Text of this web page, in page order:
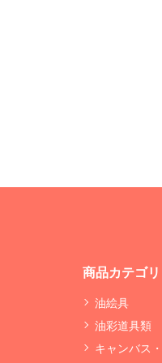
商品カテゴリ
油絵具
油彩道具類
キャンバス